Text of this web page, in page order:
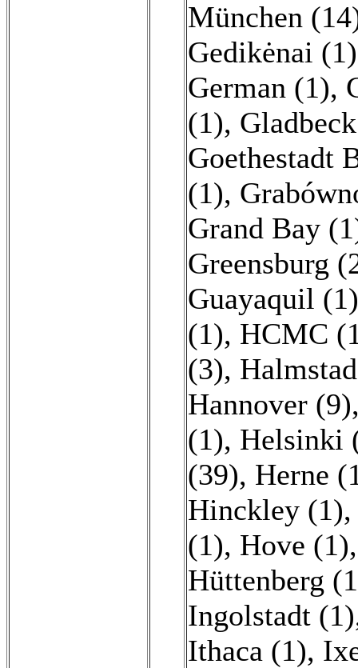
München
Gedikėnai (1)
German (1),
(1),
Goethestadt
(1),
Grand Bay
Greensburg
Guayaquil (1)
(1), HCMC
(3),
Hannover (9)
(1), Helsinki
(39), Herne
Hinckley (1)
(1), Hove (1)
Hüttenberg
Ingolstadt (1)
Ithaca (1),